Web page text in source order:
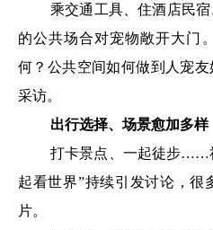
乘交通工具、住酒店民
的公共场合对宠物敞开大门
何？公共空间如何做到人宠
采访。
出行选择、场景愈加多样
打卡景点、一起徒步……
起看世界”持续引发讨论，很
片。